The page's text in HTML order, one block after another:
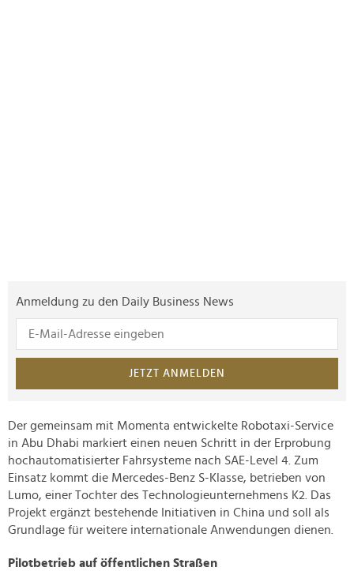
Anmeldung zu den Daily Business News
JETZT ANMELDEN
Der gemeinsam mit Momenta entwickelte Robotaxi-Service
in Abu Dhabi markiert einen neuen Schritt in der Erprobung
hochautomatisierter Fahrsysteme nach SAE-Level 4. Zum
Einsatz kommt die Mercedes-Benz S-Klasse, betrieben von
Lumo, einer Tochter des Technologieunternehmens K2. Das
Projekt ergänzt bestehende Initiativen in China und soll als
Grundlage für weitere internationale Anwendungen dienen.
Pilotbetrieb auf öffentlichen Straßen